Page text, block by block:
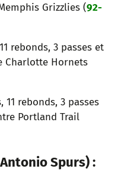
Grizzlies (92-
rebonds, 3 passes et
Charlotte Hornets
11 rebonds, 3 passes
Portland Trail
Spurs) :